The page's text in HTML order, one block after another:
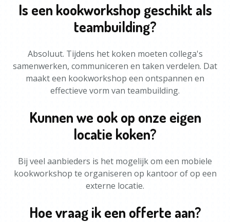
Is een kookworkshop geschikt als
teambuilding?
Absoluut. Tijdens het koken moeten collega's
samenwerken, communiceren en taken verdelen. Dat
maakt een kookworkshop een ontspannen en
effectieve vorm van teambuilding.
Kunnen we ook op onze eigen
locatie koken?
Bij veel aanbieders is het mogelijk om een mobiele
kookworkshop te organiseren op kantoor of op een
externe locatie.
Hoe vraag ik een offerte aan?